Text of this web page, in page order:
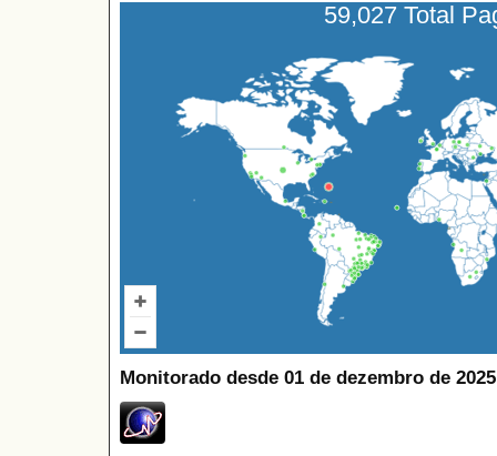
59,027 Total
Monitorado desde 01 de dezembro de